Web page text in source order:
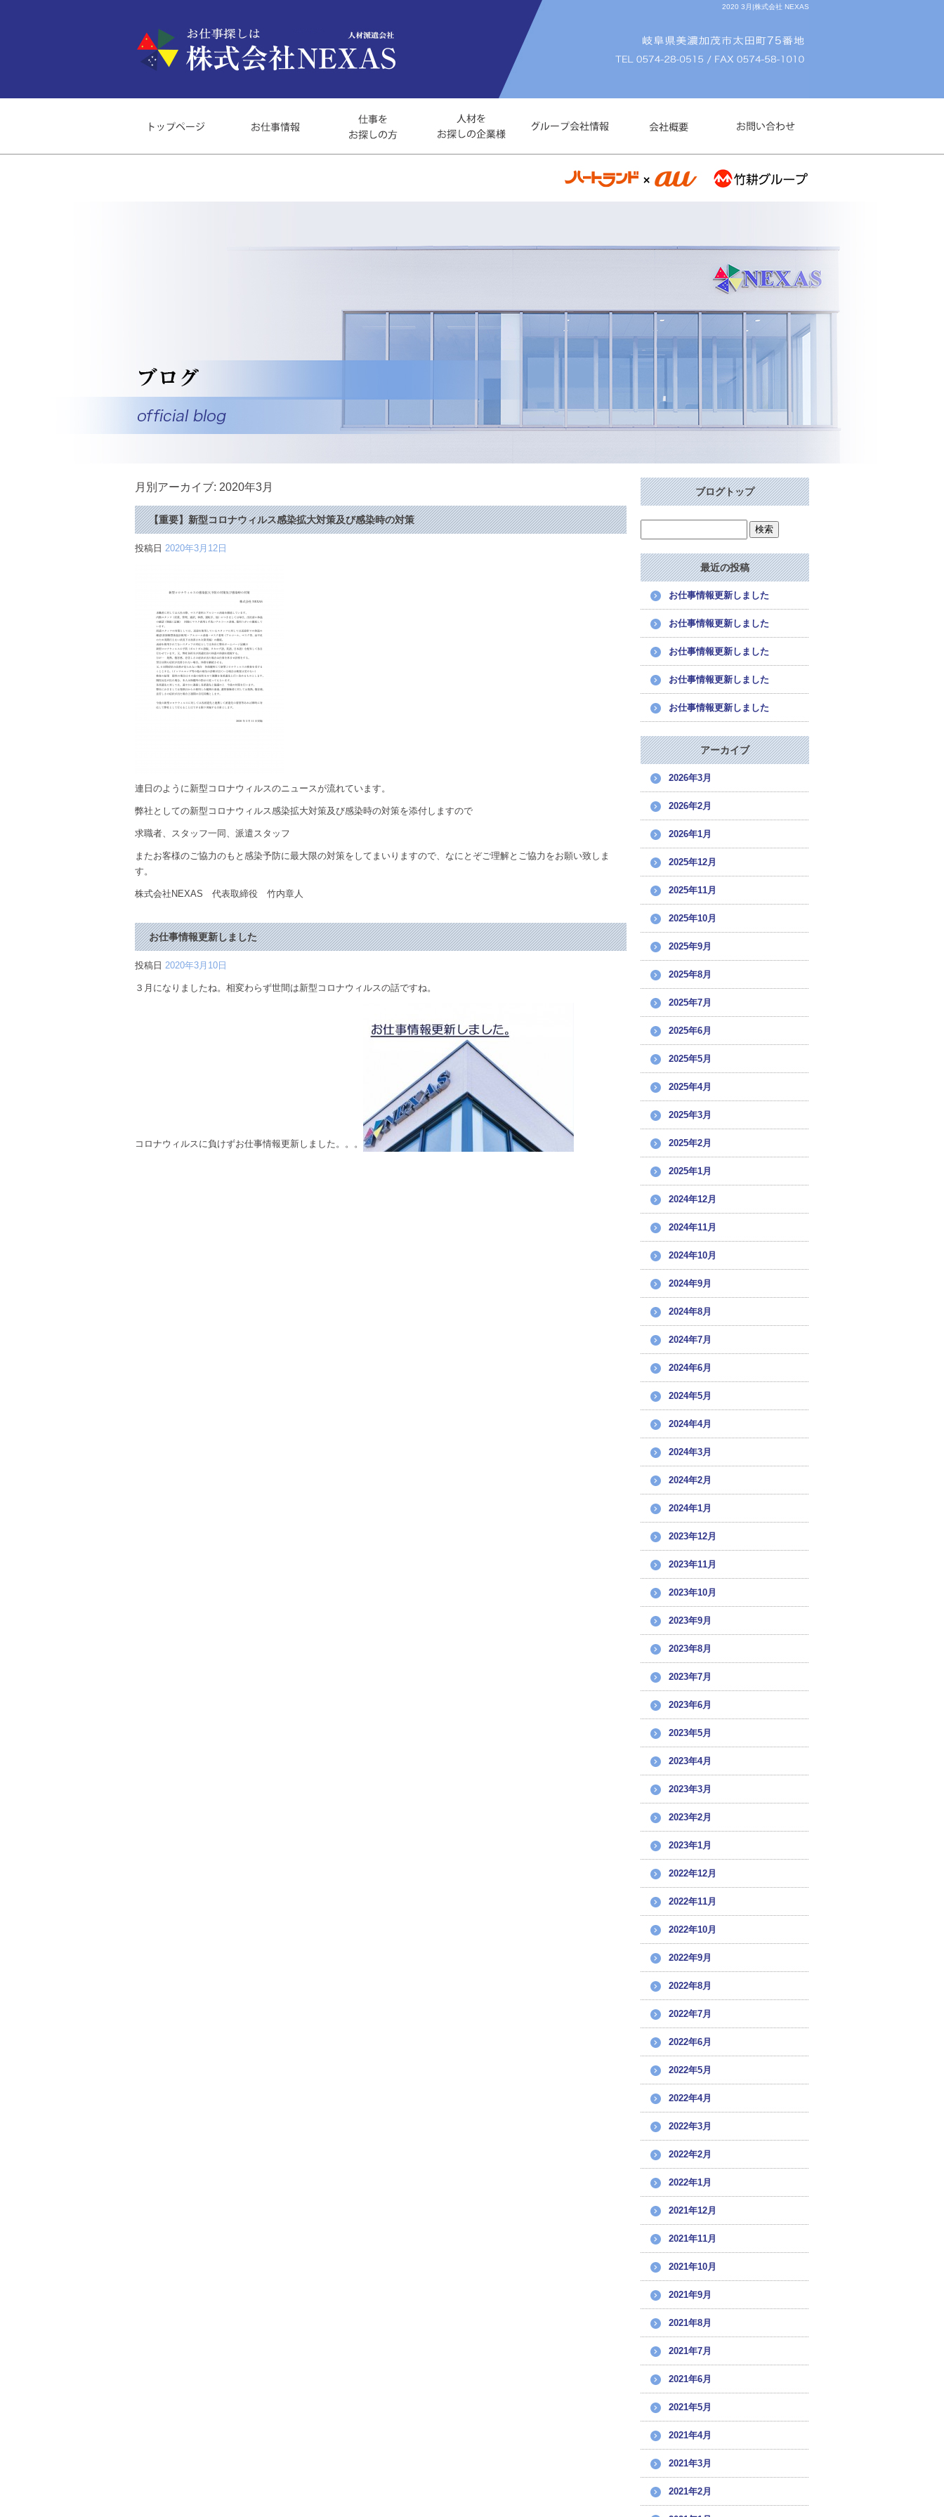
2020 3月|株式会社 NEXAS
月別アーカイブ: 2020年3月
【重要】新型コロナウィルス感染拡大対策及び感染時の対策
投稿日 2020年3月12日
連日のように新型コロナウィルスのニュースが流れています。
弊社としての新型コロナウィルス感染拡大対策及び感染時の対策を添付しますので
求職者、スタッフ一同、派遣スタッフ
またお客様のご協力のもと感染予防に最大限の対策をしてまいりますので、なにとぞご理解とご協力をお願い致しま
す。
株式会社NEXAS 代表取締役 竹内章人
お仕事情報更新しました
投稿日 2020年3月10日
３月になりましたね。相変わらず世間は新型コロナウィルスの話ですね。
コロナウィルスに負けずお仕事情報更新しました。。。
ブログトップ
最近の投稿
お仕事情報更新しました
お仕事情報更新しました
お仕事情報更新しました
お仕事情報更新しました
お仕事情報更新しました
アーカイブ
2026年3月
2026年2月
2026年1月
2025年12月
2025年11月
2025年10月
2025年9月
2025年8月
2025年7月
2025年6月
2025年5月
2025年4月
2025年3月
2025年2月
2025年1月
2024年12月
2024年11月
2024年10月
2024年9月
2024年8月
2024年7月
2024年6月
2024年5月
2024年4月
2024年3月
2024年2月
2024年1月
2023年12月
2023年11月
2023年10月
2023年9月
2023年8月
2023年7月
2023年6月
2023年5月
2023年4月
2023年3月
2023年2月
2023年1月
2022年12月
2022年11月
2022年10月
2022年9月
2022年8月
2022年7月
2022年6月
2022年5月
2022年4月
2022年3月
2022年2月
2022年1月
2021年12月
2021年11月
2021年10月
2021年9月
2021年8月
2021年7月
2021年6月
2021年5月
2021年4月
2021年3月
2021年2月